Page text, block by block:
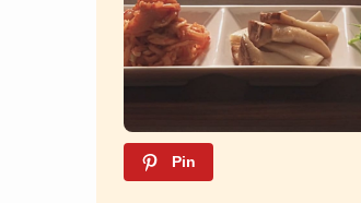
Pin